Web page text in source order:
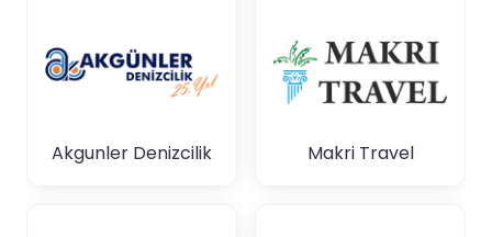
Akgunler Denizcilik Makri Travel